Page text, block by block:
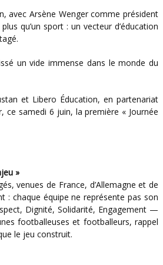
qu’un sport : un vecteur d’éducation
ce samedi 6 juin, la première « Journée
»
venues de France, d’Allemagne et de
: chaque équipe ne représente pas son
Dignité, Solidarité, Engagement —
footballeuses et footballeurs, rappel
le jeu construit.